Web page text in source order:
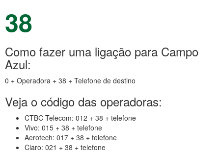
38
Como fazer uma ligação para Campo
Azul:
0 + Operadora + 38 + Telefone de destino
Veja o código das operadoras:
CTBC Telecom: 012 + 38 + telefone
Vivo: 015 + 38 + telefone
Aerotech: 017 + 38 + telefone
Claro: 021 + 38 + telefone